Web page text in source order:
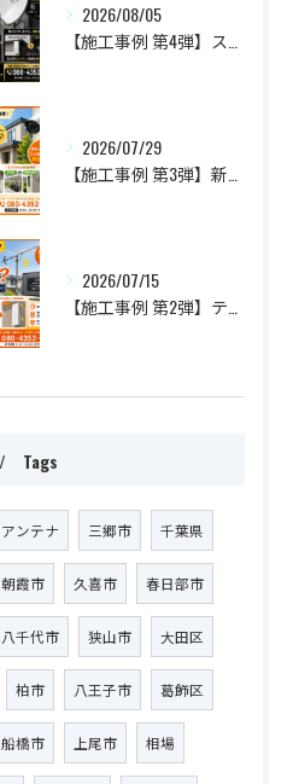
2026/08/05
2026/07/29
2026/07/15
Tags
アンテナ 三郷市 千葉県
朝霞市 久喜市 春日部市
八千代市 狭山市 大田区
柏市 八王子市 葛飾区
船橋市 上尾市 相場